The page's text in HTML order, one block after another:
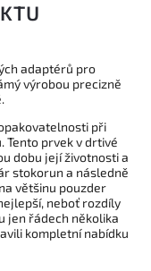
adaptérů pro
výrobou precizně
při
Tento prvek v drtivé
dobu její životnosti a
stokorun a následně
většinu pouzder
neboť rozdíly
jen řádech několika
kompletní nabídku